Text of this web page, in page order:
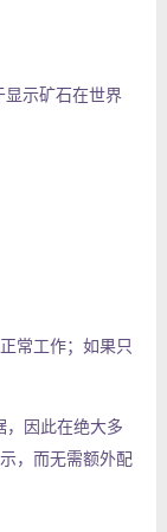
显示矿石在世界
常工作；如果只
，因此在绝大多
，而无需额外配